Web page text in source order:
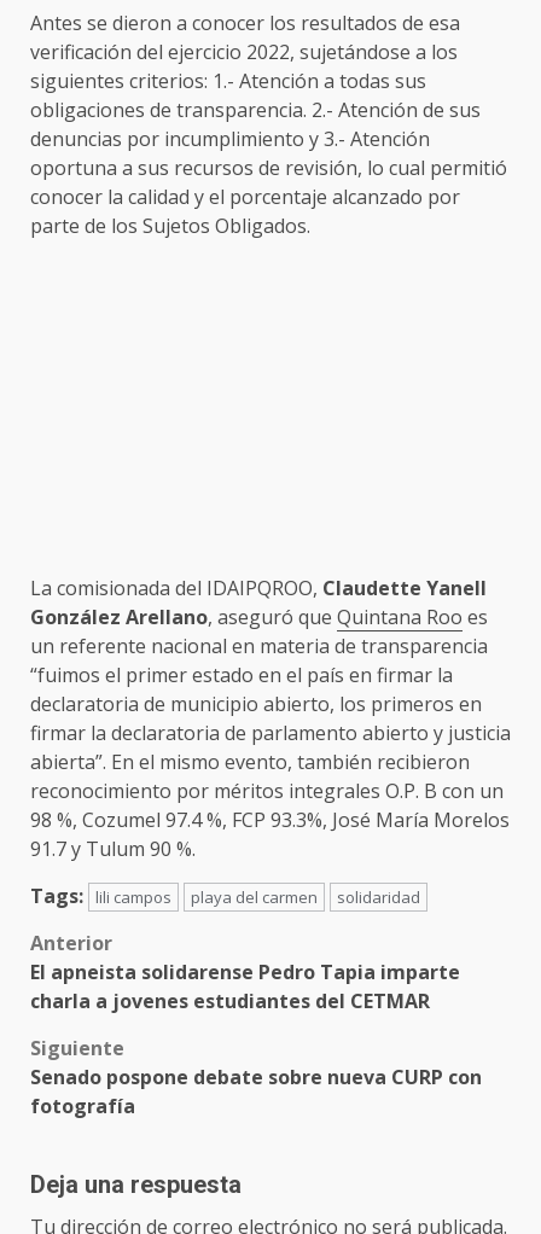
Antes se dieron a conocer los resultados de esa
verificación del ejercicio 2022, sujetándose a los
siguientes criterios: 1.- Atención a todas sus
obligaciones de transparencia. 2.- Atención de sus
denuncias por incumplimiento y 3.- Atención
oportuna a sus recursos de revisión, lo cual permitió
conocer la calidad y el porcentaje alcanzado por
parte de los Sujetos Obligados.
La comisionada del IDAIPQROO, Claudette Yanell
González Arellano, aseguró que Quintana Roo es
un referente nacional en materia de transparencia
“fuimos el primer estado en el país en firmar la
declaratoria de municipio abierto, los primeros en
firmar la declaratoria de parlamento abierto y justicia
abierta”. En el mismo evento, también recibieron
reconocimiento por méritos integrales O.P. B con un
98 %, Cozumel 97.4 %, FCP 93.3%, José María Morelos
91.7 y Tulum 90 %.
Tags:
lili campos playa del carmen solidaridad
Post
navigation
Anterior
El apneista solidarense Pedro Tapia imparte
charla a jovenes estudiantes del CETMAR
Siguiente
Senado pospone debate sobre nueva CURP con
fotografía
Deja una respuesta
Tu dirección de correo electrónico no será publicada.